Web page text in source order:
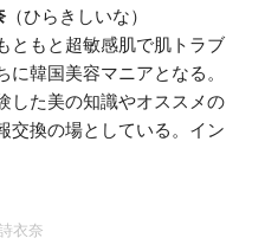
（ひらきしいな）
ともと超敏感肌で肌トラブ
韓国美容マニアとなる。
した美の知識やオススメの
交換の場としている。イン
衣奈